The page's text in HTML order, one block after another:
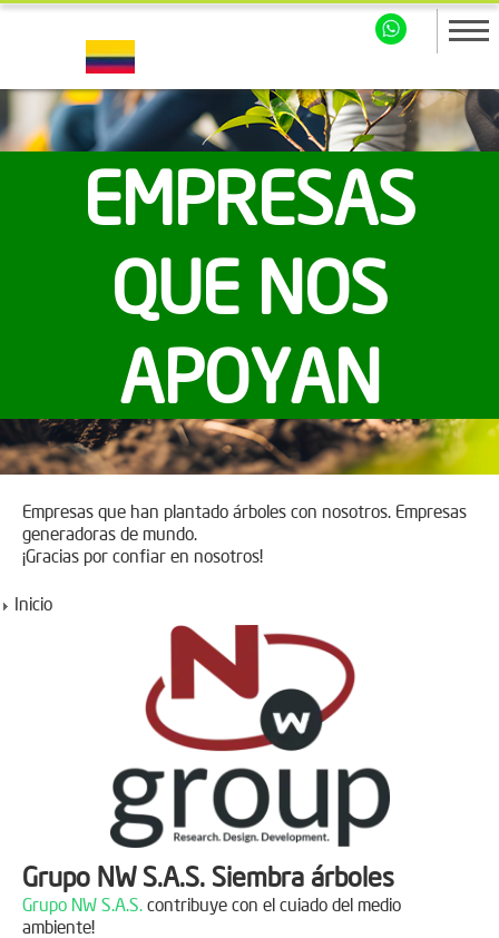
EMPRESAS
QUE NOS
APOYAN
Empresas que han plantado árboles con nosotros. Empresas
generadoras de mundo.
¡Gracias por confiar en nosotros!
Inicio
Grupo NW S.A.S. Siembra árboles
Grupo NW S.A.S. contribuye con el cuiado del medio
ambiente!